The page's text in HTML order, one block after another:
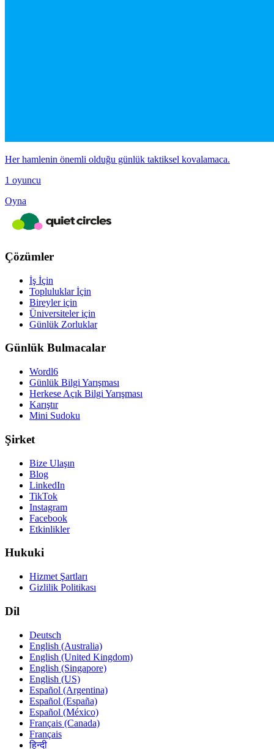
Her hamlenin önemli olduğu günlük taktiksel kovalamaca.
1 oyuncu
Oyna
Çözümler
İş İçin
Topluluklar İçin
Bireyler için
Üniversiteler için
Günlük Zorluklar
Günlük Bulmacalar
Wordl6
Günlük Bilgi Yarışması
Herkese Açık Bilgi Yarışması
Karıştır
Mini Sudoku
Şirket
Bize Ulaşın
Blog
LinkedIn
TikTok
Instagram
Facebook
Etkinlikler
Hukuki
Hizmet Şartları
Gizlilik Politikası
Dil
Deutsch
English (Australia)
English (United Kingdom)
English (Singapore)
English (US)
Español (Argentina)
Español (España)
Español (México)
Français (Canada)
Français
हिन्दी